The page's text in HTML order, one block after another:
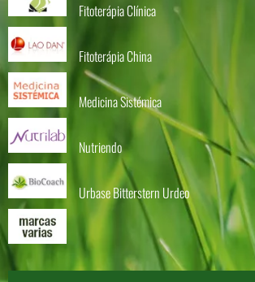
Fitoterápia Clínica
Fitoterápia China
Medicina Sistémica
Nutriendo
Urbase Bitterstern Urdeo